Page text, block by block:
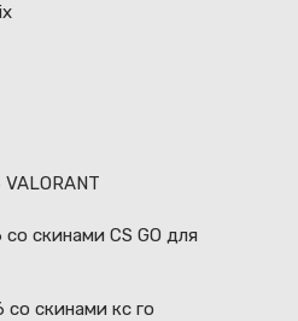
strike 1.6 VALORANT
скинами CS GO для
со скинами кс го